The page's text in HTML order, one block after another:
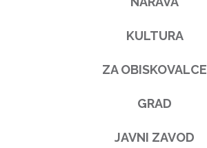
KULTURA
ZA OBISKOVALCE
GRAD
JAVNI ZAVOD